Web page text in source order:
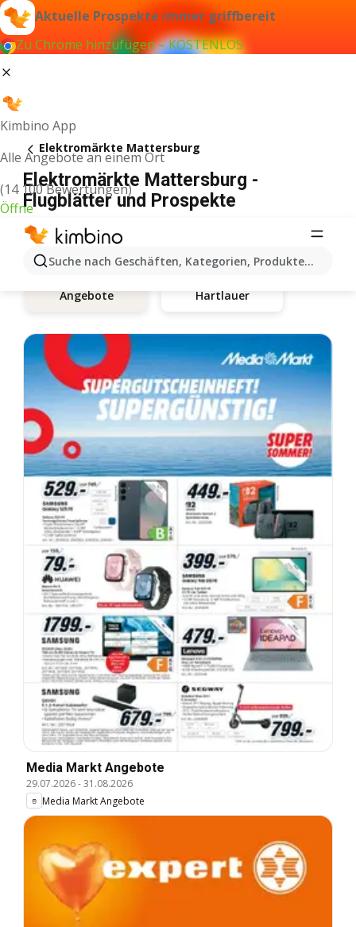
Aktuelle Prospekte immer griffbereit
Zu Chrome hinzufügen – KOSTENLOS
Kimbino App
Alle Angebote an einem Ort
(14 100 Bewertungen)
Öffne
Suche nach Geschäften, Kategorien, Produkten...
Elektromärkte Mattersburg
Elektromärkte Mattersburg -
Flugblätter und Prospekte
Angebote Hartlauer
Media Markt Angebote
29.07.2026-31.08.2026
Media Markt Angebote